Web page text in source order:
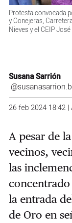
Protesta convocada
y Conejeras,
Nieves y el CEIP
Susana Sarrión
26 feb 2024 18:42
A pesar de
vecinos,
las
concentrado
la entrada
de Oro en